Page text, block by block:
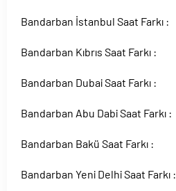
Bandarban İstanbul Saat Farkı :
Bandarban Kıbrıs Saat Farkı :
Bandarban Dubai Saat Farkı :
Bandarban Abu Dabi Saat Farkı :
Bandarban Bakü Saat Farkı :
Bandarban Yeni Delhi Saat Farkı :